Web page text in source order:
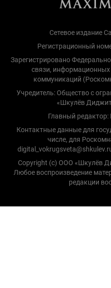
Сетевое издание
Регистрационный
Зарегистрировано
связи, информационных
коммуникаций
Учредитель: Общество с
«Шкулёв
Главный
Контактные данные для
числе, для
Copyright (с) ООО «Шкулёв
Любое воспроизведение
редакции